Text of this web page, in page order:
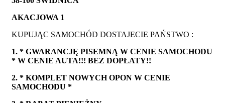
AKACJOWA 1
KUPUJĄC SAMOCHÓD DOSTAJECIE PAŃSTWO :
1. * GWARANCJĘ PISEMNĄ W CENIE SAMOCHODU
* W CENIE AUTA!!! BEZ DOPŁATY!!
2. * KOMPLET NOWYCH OPON W CENIE
SAMOCHODU *